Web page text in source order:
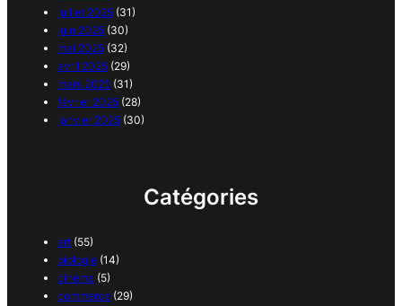
juillet 2025 (31)
juin 2025 (30)
mai 2025 (32)
avril 2025 (29)
mars 2025 (31)
février 2025 (28)
janvier 2025 (30)
Catégories
art (55)
biologie (14)
cinéma (5)
commerce (29)